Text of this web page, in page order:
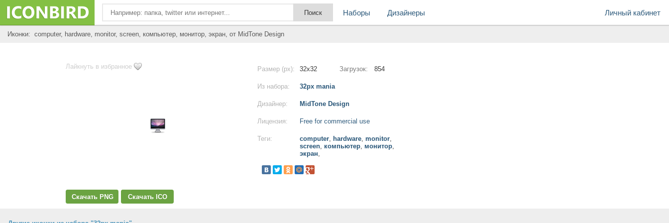
Личный кабинет
Наборы Дизайнеры
Иконки: computer, hardware, monitor, screen, компьютер, монитор, экран, от MidTone Design
Лайкнуть в избранное
Скачать PNG Скачать ICO
Размер (px): 32x32 Загрузок: 854
Из набора: 32px mania
Дизайнер: MidTone Design
Лицензия: Free for commercial use
Теги: computer, hardware, monitor,
screen, компьютер, монитор,
экран,